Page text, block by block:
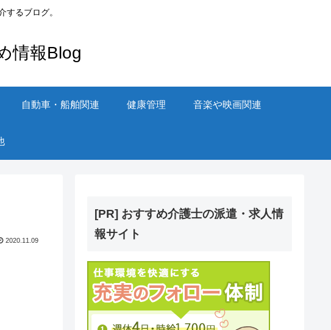
するブログ。
情報Blog
自動車・船舶関連 健康管理 音楽や映画関連
2020.11.09
[PR] おすすめ介護士の派遣・求人情
報サイト